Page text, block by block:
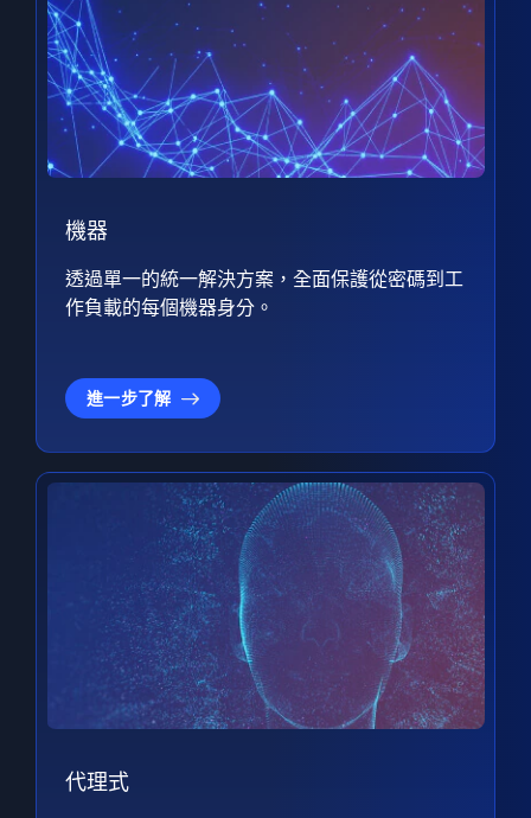
機器
透過單一的統一解決方案，全面保護從密碼到工
作負載的每個機器身分。
進一步了解
代理式